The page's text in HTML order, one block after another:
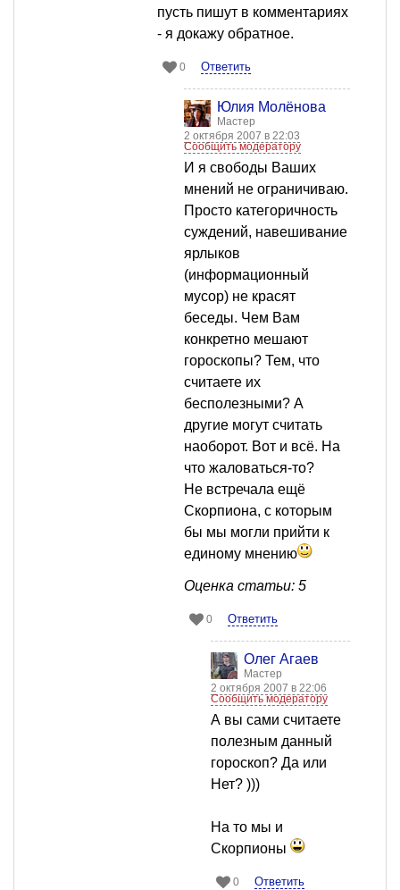
пусть пишут в комментариях
- я докажу обратное.
0 Ответить
Юлия Молёнова
Мастер
2 октября 2007 в 22:03
Сообщить модератору
И я свободы Ваших
мнений не ограничиваю.
Просто категоричность
суждений, навешивание
ярлыков
(информационный
мусор) не красят
беседы. Чем Вам
конкретно мешают
гороскопы? Тем, что
считаете их
бесполезными? А
другие могут считать
наоборот. Вот и всё. На
что жаловаться-то?
Не встречала ещё
Скорпиона, с которым
бы мы могли прийти к
единому мнению
Оценка статьи: 5
0 Ответить
Олег Агаев
Мастер
2 октября 2007 в 22:06
Сообщить модератору
А вы сами считаете
полезным данный
гороскоп? Да или
Нет? )))
На то мы и
Скорпионы
0 Ответить